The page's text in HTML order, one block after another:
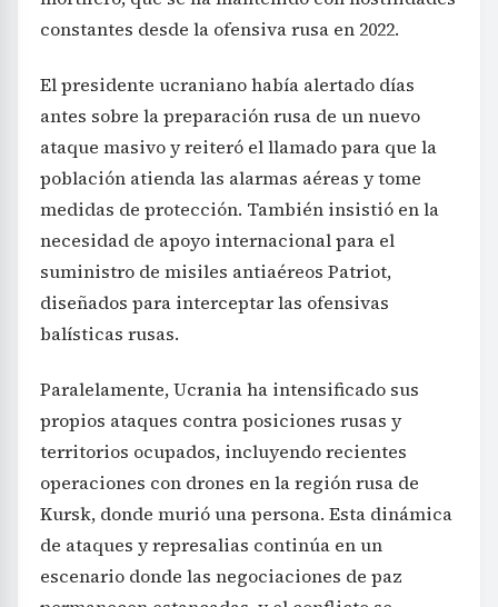
constantes desde la ofensiva rusa en 2022.
El presidente ucraniano había alertado días
antes sobre la preparación rusa de un nuevo
ataque masivo y reiteró el llamado para que la
población atienda las alarmas aéreas y tome
medidas de protección. También insistió en la
necesidad de apoyo internacional para el
suministro de misiles antiaéreos Patriot,
diseñados para interceptar las ofensivas
balísticas rusas.
Paralelamente, Ucrania ha intensificado sus
propios ataques contra posiciones rusas y
territorios ocupados, incluyendo recientes
operaciones con drones en la región rusa de
Kursk, donde murió una persona. Esta dinámica
de ataques y represalias continúa en un
escenario donde las negociaciones de paz